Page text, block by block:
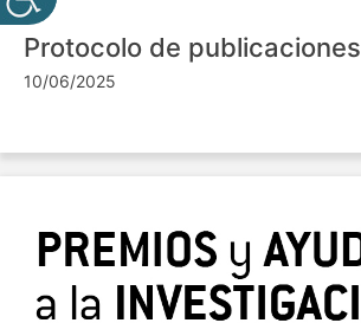
Protocolo de publicaciones
10/06/2025